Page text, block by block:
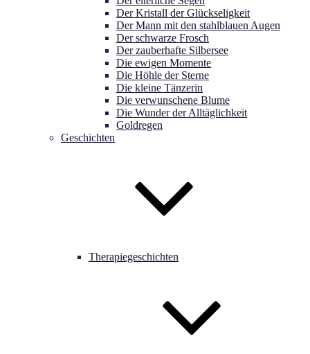
Der Kristall der Glückseligkeit
Der Mann mit den stahlblauen Augen
Der schwarze Frosch
Der zauberhafte Silbersee
Die ewigen Momente
Die Höhle der Sterne
Die kleine Tänzerin
Die verwunschene Blume
Die Wunder der Alltäglichkeit
Goldregen
Geschichten
Therapiegeschichten